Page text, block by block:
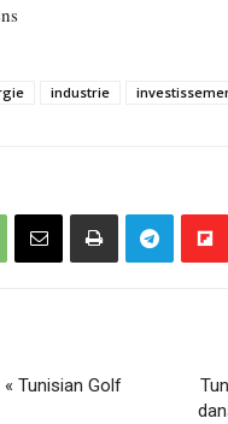
industrie
Tunisian Golf